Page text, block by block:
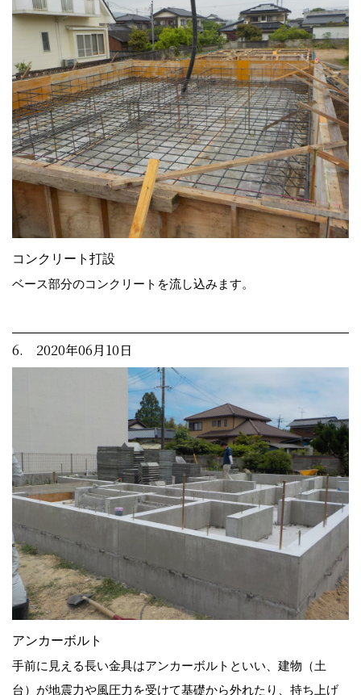
コンクリート打設
ベース部分のコンクリートを流し込みます。
6. 2020年06月10日
アンカーボルト
手前に見える長い金具はアンカーボルトといい、建物（土
台）が地震力や風圧力を受けて基礎から外れたり、持ち上げ